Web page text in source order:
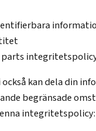
kan dela din
begränsade
integritetspolicy: